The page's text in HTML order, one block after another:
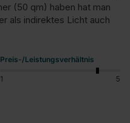
(50 qm) haben hat man
als indirektes Licht auch
Preis-/Leistungsverhältnis
1
5